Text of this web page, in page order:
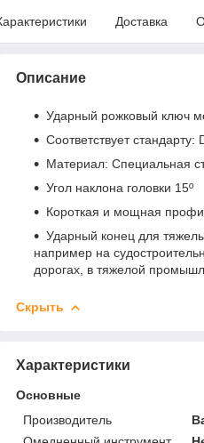
Доставка
Описание
Ударный рожковый ключ
Соответствует стандарту:
Материал: Специальная
Угол наклона головки 15º
Короткая и мощная
Ударный конец для
например на
дорогах, в тяжелой
Скрыть
Характеристики
Основные
Производитель